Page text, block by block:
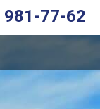
981-77-62